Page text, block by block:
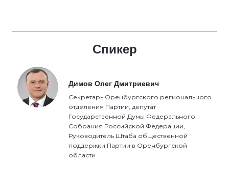
Спикер
Димов Олег Дмитриевич
Секретарь Оренбургского регионального
отделения Партии, депутат
Государственной Думы Федерального
Собрания Российской Федерации,
Руководитель Штаба общественной
поддержки Партии в Оренбургской
области